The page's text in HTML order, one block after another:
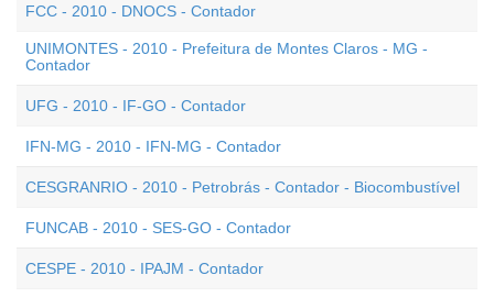
FCC - 2010 - DNOCS - Contador
UNIMONTES - 2010 - Prefeitura de Montes Claros - MG -
Contador
UFG - 2010 - IF-GO - Contador
IFN-MG - 2010 - IFN-MG - Contador
CESGRANRIO - 2010 - Petrobrás - Contador - Biocombustível
FUNCAB - 2010 - SES-GO - Contador
CESPE - 2010 - IPAJM - Contador